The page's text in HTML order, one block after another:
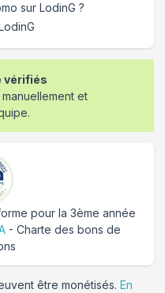
sur LodinG ?
LodinG
vérifiés
et
pour la 3ème année
- Charte des bons de
être monétisés. En